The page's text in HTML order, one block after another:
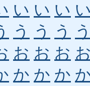
い い い
う う う
お お お
か か か